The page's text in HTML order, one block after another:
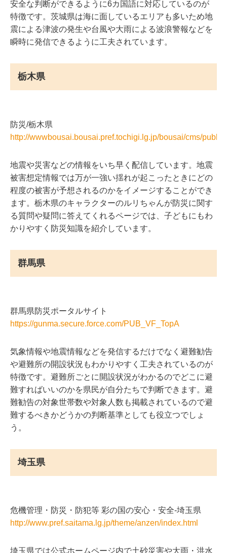
安全な判断ができるように6カ国語に対応しているのが
特徴です。茨城県は海に面しているエリアも多いため地
震による津波の発生や台風や大雨による波浪警報などを
瞬時に発信できるように工夫されています。
栃木県
防災/栃木県
http://wwwbousai.bousai.pref.tochigi.lg.jp/bousai/cms/
地震や災害などの情報をいち早く配信しています。地震
被害想定情報では万が一強い揺れが起こったときにどの
程度の被害が予想されるのかをイメージすることができ
ます。栃木県のキャラクターのルリちゃんが防災に関す
る質問や疑問に答えてくれるページでは、子どもにもわ
かりやすく防災知識を紹介しています。
群馬県
群馬県防災ポータルサイト
https://gunma.secure.force.com/PUB_VF_TopA
気象情報や地震情報などを発信するだけでなく避難勧告
や避難所の開設状況もわかりやすく工夫されているのが
特徴です。避難所ごとに開設状況がわかるのでどこに避
難すればいいのかを県民が自分たちで判断できます。避
難勧告の対象世帯数や対象人数も掲載されているので避
難するべきかどうかの判断基準としても役立つでしょ
う。
埼玉県
危機管理・防災・防犯等 彩の国の安心・安全-埼玉県
http://www.pref.saitama.lg.jp/theme/anzen/index.html
埼玉県では公式ホームページ内で土砂災害や大雨・洪水